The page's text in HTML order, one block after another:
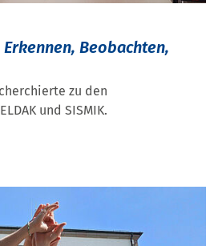
Beobachten,
zu den
und SISMIK.